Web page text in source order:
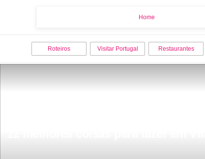
Home
Roteiros Visitar Portugal Restaurantes